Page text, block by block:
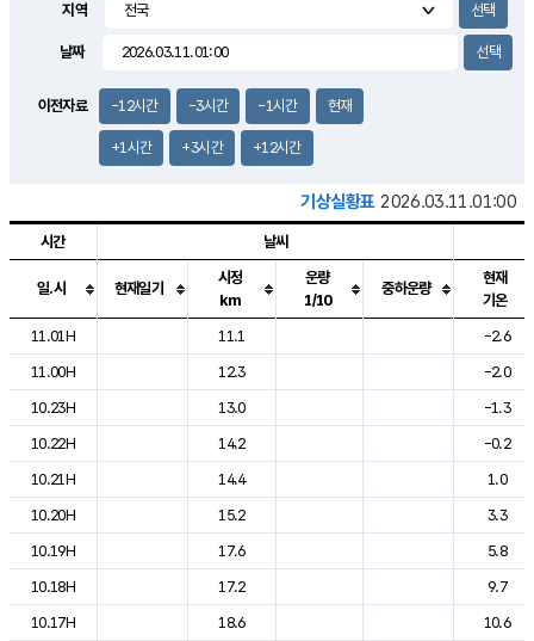
1.8m/s
지역
날짜
이전자료 -12시간 -3시간 -1시간 현재
+1시간 +3시간 +12시간
기상실황표 2026.03.11.01:00
도시별 기상실황표로 지점, 날씨, 기온, 강수, 바람, 기압등을 안내한 표입
시간 날씨
일.시 현재일기
시정
km
운량
1/10
중하운량
현재
기온
11.01H
11.1
-2.6
11.00H
12.3
-2.0
10.23H
13.0
-1.3
10.22H
14.2
-0.2
10.21H
14.4
1.0
10.20H
15.2
3.3
10.19H
17.6
5.8
10.18H
17.2
9.7
10.17H
18.6
10.6